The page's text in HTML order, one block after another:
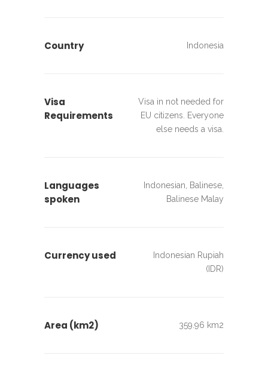
Country Indonesia
Visa
Requirements
Visa in not needed for
EU citizens. Everyone
else needs a visa.
Languages
spoken
Indonesian, Balinese,
Balinese Malay
Currency used
Indonesian Rupiah
(IDR)
Area (km2) 359.96 km2